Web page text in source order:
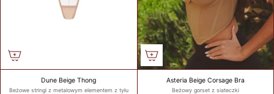
Dune Beige Thong
Beżowe stringi z metalowym elementem z tyłu
Asteria Beige Corsage Bra
Beżowy gorset z siateczki